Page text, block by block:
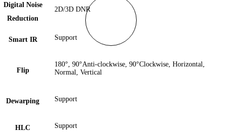
Digital Noise
Reduction
2D/3D DNR
Smart IR Support
Flip
180°, 90°Anti-clockwise, 90°Clockwise, Horizontal,
Normal, Vertical
Dewarping Support
HLC Support